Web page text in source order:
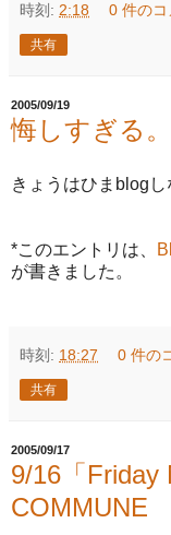
時刻: 2:18 0 件のコ
共有
2005/09/19
悔しすぎる
きょうはひまblogし
*このエントリは、
が書きました。
時刻: 18:27 0 件の
共有
2005/09/17
9/16「Friday
COMMUNE